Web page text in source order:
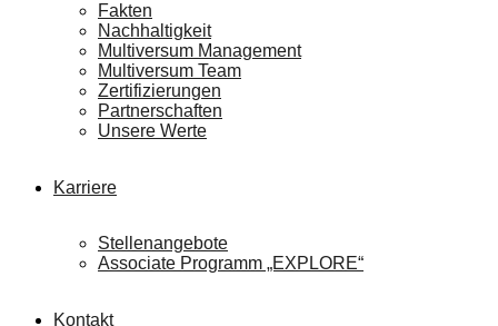
Fakten
Nachhaltigkeit
Multiversum Management
Multiversum Team
Zertifizierungen
Partnerschaften
Unsere Werte
Karriere
Stellenangebote
Associate Programm „EXPLORE“
Kontakt